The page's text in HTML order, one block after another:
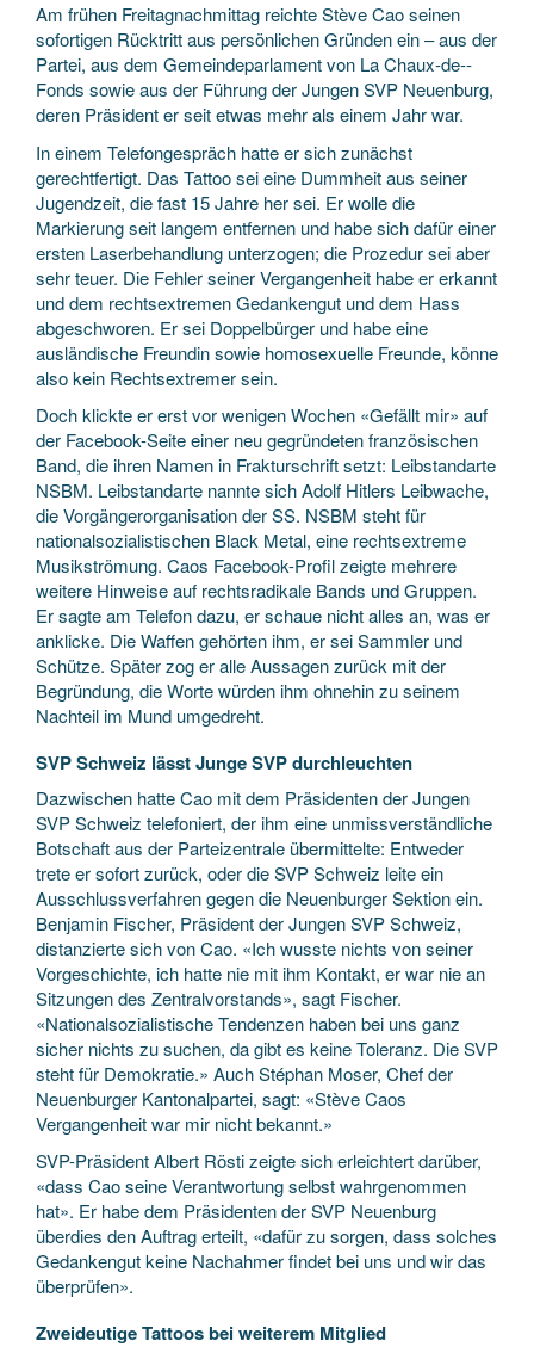
Am frühen Freitagnachmittag reichte Stève Cao seinen
sofortigen Rücktritt aus persönlichen Gründen ein – aus der
Partei, aus dem Gemeindeparlament von La Chaux-­de-­
Fonds sowie aus der Führung der Jungen SVP Neuenburg,
deren Präsident er seit etwas mehr als einem Jahr war.
In einem Telefongespräch hatte er sich zunächst
gerechtfertigt. Das Tattoo sei eine Dummheit aus seiner
Jugendzeit, die fast 15 Jahre her sei. Er wolle die
Markierung seit langem entfernen und habe sich dafür einer
ersten Laser­behandlung unterzogen; die Prozedur sei aber
sehr teuer. Die Fehler seiner Vergangenheit habe er erkannt
und dem rechtsextremen Gedankengut und dem Hass
abgeschworen. Er sei Doppelbürger und habe eine
ausländische Freundin sowie homosexuelle Freunde, könne
also kein Rechtsextremer sein.
Doch klickte er erst vor wenigen Wochen «Gefällt mir» auf
der Facebook-Seite einer neu gegründeten französischen
Band, die ihren Namen in Frakturschrift setzt: Leibstandarte
NSBM. Leibstandarte nannte sich Adolf Hitlers Leibwache,
die Vorgängerorganisation der SS. NSBM steht für
nationalsozialistischen Black Metal, eine rechtsextreme
Musikströmung. Caos Facebook-Profil zeigte mehrere
weitere Hinweise auf rechtsradikale Bands und Gruppen.
Er sagte am Telefon dazu, er schaue nicht alles an, was er
anklicke. Die Waffen gehörten ihm, er sei Sammler und
Schütze. Später zog er alle Aussagen zurück mit der
Begründung, die Worte würden ihm ohnehin zu seinem
Nachteil im Mund umgedreht.
SVP Schweiz lässt Junge SVP durchleuchten
Dazwischen hatte Cao mit dem Präsidenten der Jungen
SVP Schweiz telefoniert, der ihm eine unmissverständliche
Botschaft aus der Parteizentrale übermittelte: Entweder
trete er sofort zurück, oder die SVP Schweiz leite ein
Ausschlussverfahren gegen die Neuen­burger Sektion ein.
Benjamin Fischer, Präsident der Jungen SVP Schweiz,
distanzierte sich von Cao. «Ich wusste nichts von seiner
Vorgeschichte, ich hatte nie mit ihm Kontakt, er war nie an
Sitzungen des Zentralvorstands», sagt Fischer.
«Nationalsozialistische Tendenzen haben bei uns ganz
sicher nichts zu suchen, da gibt es keine Toleranz. Die SVP
steht für Demokratie.» Auch Stéphan Moser, Chef der
Neuenburger Kantonalpartei, sagt: «Stève Caos
Vergangenheit war mir nicht bekannt.»
SVP-Präsident Albert Rösti zeigte sich erleichtert darüber,
«dass Cao seine Verantwortung selbst wahrgenommen
hat». Er habe dem Präsidenten der SVP Neuenburg
überdies den Auftrag erteilt, «dafür zu sorgen, dass solches
Gedankengut keine Nachahmer findet bei uns und wir das
überprüfen».
Zweideutige Tattoos bei weiterem Mitglied